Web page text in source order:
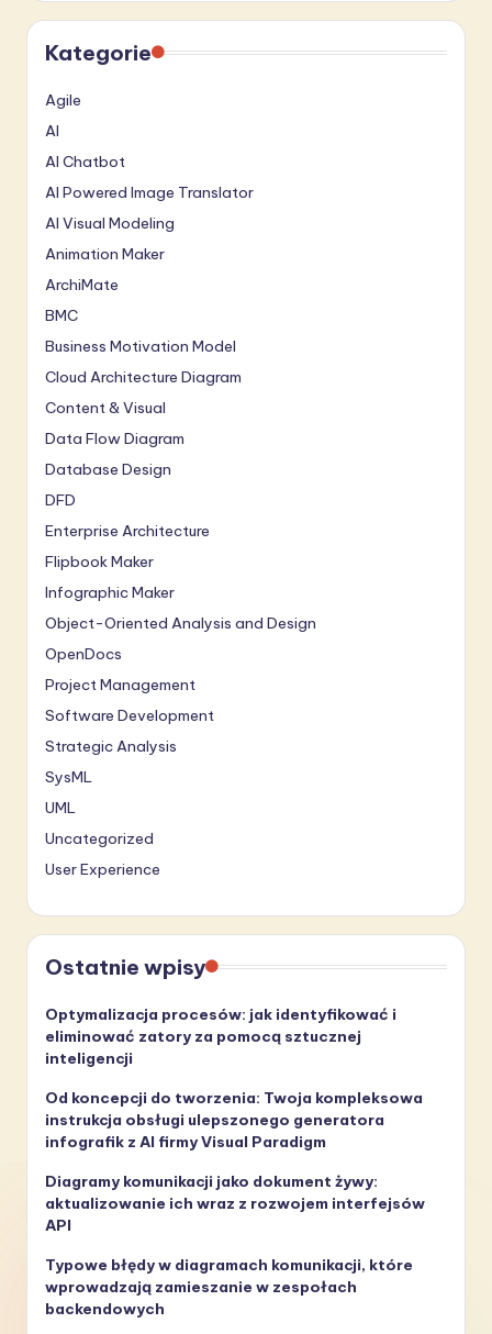
Kategorie
Agile
AI
AI Chatbot
AI Powered Image Translator
AI Visual Modeling
Animation Maker
ArchiMate
BMC
Business Motivation Model
Cloud Architecture Diagram
Content & Visual
Data Flow Diagram
Database Design
DFD
Enterprise Architecture
Flipbook Maker
Infographic Maker
Object-Oriented Analysis and Design
OpenDocs
Project Management
Software Development
Strategic Analysis
SysML
UML
Uncategorized
User Experience
Ostatnie wpisy
Optymalizacja procesów: jak identyfikować i
eliminować zatory za pomocą sztucznej
inteligencji
Od koncepcji do tworzenia: Twoja kompleksowa
instrukcja obsługi ulepszonego generatora
infografik z AI firmy Visual Paradigm
Diagramy komunikacji jako dokument żywy:
aktualizowanie ich wraz z rozwojem interfejsów
API
Typowe błędy w diagramach komunikacji, które
wprowadzają zamieszanie w zespołach
backendowych